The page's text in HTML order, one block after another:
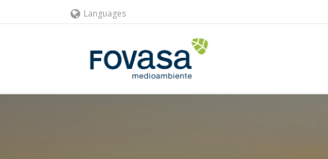
Languages